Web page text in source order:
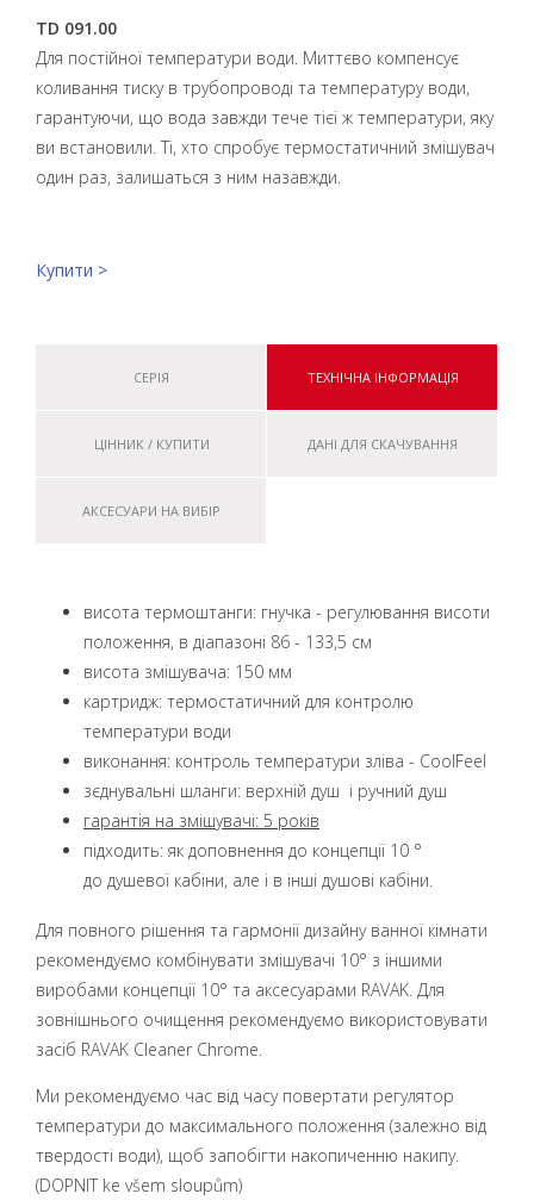
TD 091.00
Для постійної температури води. Миттєво компенсує
коливання тиску в трубопроводі та температуру води,
гарантуючи, що вода завжди тече тієї ж температури, яку
ви встановили. Ті, хто спробує термостатичний змішувач
один раз, залишаться з ним назавжди.
Купити >
СЕРІЯ ТЕХНІЧНА ІНФОРМАЦІЯ
ЦІННИК / КУПИТИ ДАНІ ДЛЯ СКАЧУВАННЯ
АКСЕСУАРИ НА ВИБІР
висота термоштанги: гнучка - регулювання висоти
положення, в діапазоні 86 - 133,5 см
висота змішувача: 150 мм
картридж: термостатичний для контролю
температури води
виконання: контроль температури зліва - CoolFeel
зєднувальні шланги: верхній душ і ручний душ
гарантія на змішувачі: 5 років
підходить: як доповнення до концепції 10 °
до душевої кабіни, але і в інші душові кабіни.
Для повного рішення та гармонії дизайну ванної кімнати
рекомендуємо комбінувати змішувачі 10° з іншими
виробами концепції 10° та аксесуарами RAVAK. Для
зовнішнього очищення рекомендуємо використовувати
засіб RAVAK Cleaner Chrome.
Ми рекомендуємо час від часу повертати регулятор
температури до максимального положення (залежно від
твердості води), щоб запобігти накопиченню накипу.
(DOPNIT ke všem sloupům)